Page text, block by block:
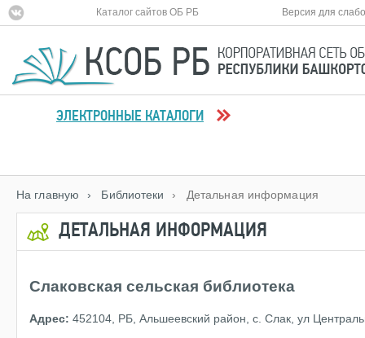
Каталог сайтов ОБ РБ Версия для
ЭЛЕКТРОННЫЕ КАТАЛОГИ
На главную › Библиотеки › Детальная информация
ДЕТАЛЬНАЯ ИНФОРМАЦИЯ
Слаковская сельская библиотека
Адрес: 452104, РБ, Альшеевский район, с. Слак, ул